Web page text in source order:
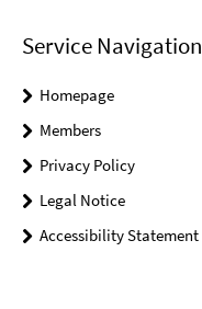
Service Navigation
Homepage
Members
Privacy Policy
Legal Notice
Accessibility Statement